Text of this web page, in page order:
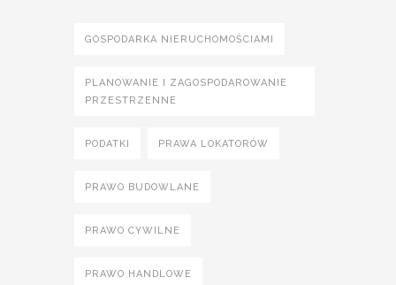
GOSPODARKA NIERUCHOMOŚCIAMI
PLANOWANIE I ZAGOSPODAROWANIE
PRZESTRZENNE
PODATKI PRAWA LOKATORÓW
PRAWO BUDOWLANE
PRAWO CYWILNE
PRAWO HANDLOWE